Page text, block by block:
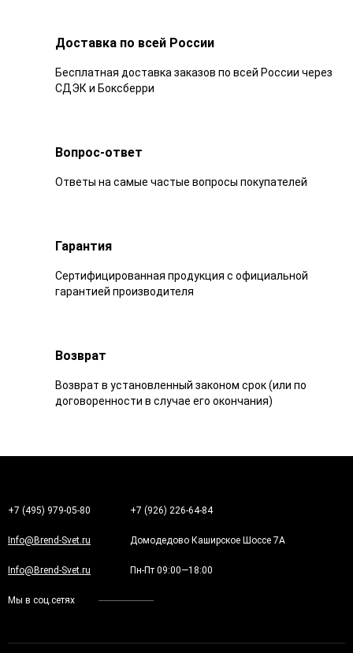
Доставка по всей России
Бесплатная доставка заказов по всей России через
СДЭК и Боксберри
Вопрос-ответ
Ответы на самые частые вопросы покупателей
Гарантия
Сертифицированная продукция с официальной
гарантией производителя
Возврат
Возврат в установленный законом срок (или по
договоренности в случае его окончания)
+7 (495) 979-05-80 +7 (926) 226-64-84
Info@Brend-Svet.ru Домодедово Каширское Шоссе 7А
Info@Brend-Svet.ru Пн-Пт 09:00—18:00
Мы в соц.сетях